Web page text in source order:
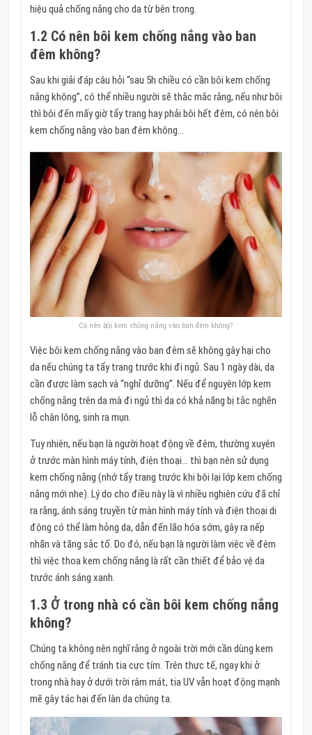
hiệu quả chống nắng cho da từ bên trong.
1.2 Có nên bôi kem chống nắng vào ban
đêm không?
Sau khi giải đáp câu hỏi “sau 5h chiều có cần bôi kem chống
nắng không”, có thể nhiều người sẽ thắc mắc rằng, nếu như bôi
thì bôi đến mấy giờ tẩy trang hay phải bôi hết đêm, có nên bôi
kem chống nắng vào ban đêm không…
Có nên bôi kem chống nắng vào ban đêm không?
Việc bôi kem chống nắng vào ban đêm sẽ không gây hại cho
da nếu chúng ta tẩy trang trước khi đi ngủ. Sau 1 ngày dài, da
cần được làm sạch và “nghỉ dưỡng”. Nếu để nguyên lớp kem
chống nắng trên da mà đi ngủ thì da có khả năng bị tắc nghẽn
lỗ chân lông, sinh ra mụn.
Tuy nhiên, nếu bạn là người hoạt động về đêm, thường xuyên
ở trước màn hình máy tính, điện thoại… thì bạn nên sử dụng
kem chống nắng (nhớ tẩy trang trước khi bôi lại lớp kem chống
nắng mới nhe). Lý do cho điều này là vì nhiều nghiên cứu đã chỉ
ra rằng, ánh sáng truyền từ màn hình máy tính và điện thoại di
động có thể làm hỏng da, dẫn đến lão hóa sớm, gây ra nếp
nhăn và tăng sắc tố. Do đó, nếu bạn là người làm việc về đêm
thì việc thoa kem chống nắng là rất cần thiết để bảo vệ da
trước ánh sáng xanh.
1.3 Ở trong nhà có cần bôi kem chống nắng
không?
Chúng ta không nên nghĩ rằng ở ngoài trời mới cần dùng kem
chống nắng để tránh tia cực tím. Trên thực tế, ngay khi ở
trong nhà hay ở dưới trời râm mát, tia UV vẫn hoạt động mạnh
mẽ gây tác hại đến làn da chúng ta.